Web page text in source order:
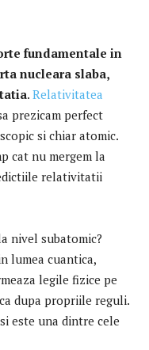
fundamentale in
nucleara slaba,
. Relativitatea
prezicam perfect
si chiar atomic.
cat nu mergem la
relativitatii
nivel subatomic?
lumea cuantica,
legile fizice pe
dupa propriile reguli.
este una dintre cele